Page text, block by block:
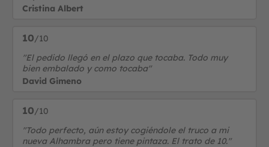
Cristina Albert
10/10
"El pedido llegó en el plazo que tocaba. Todo muy
bien embalado y como tocaba"
David Gimeno
10/10
"Todo perfecto, aún estoy cogiéndole el truco a mi
nueva Alhambra pero tiene pintaza. El trato de 10."